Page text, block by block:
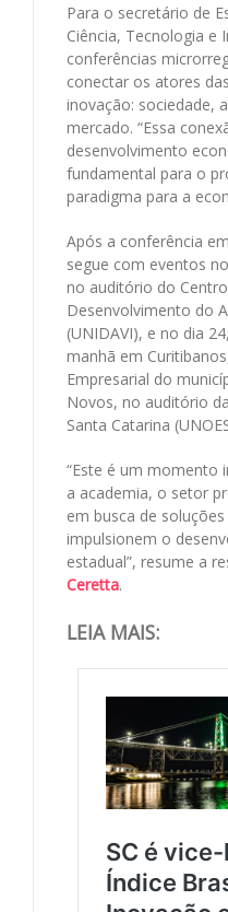
Para o secretário de
Ciência, Tecnologia e
conferências
conectar os atores
inovação: sociedade,
mercado. “Essa
desenvolvimento
fundamental para o
paradigma para a
Após a conferência
segue com eventos
no auditório do
Desenvolvimento do
(UNIDAVI), e no dia
manhã em
Empresarial do
Novos, no auditório
Santa Catarina
“Este é um momento
a academia, o setor
em busca de
impulsionem o
estadual”, resume a
Ceretta.
LEIA MAIS: